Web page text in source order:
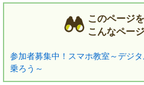
このページ
こんなペー
参加者募集中！スマホ教室～デジ
乗ろう～